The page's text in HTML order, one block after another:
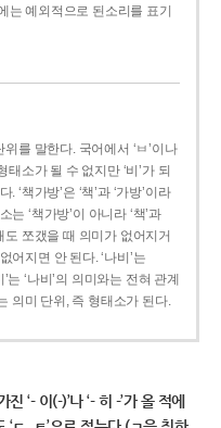
는 예외적으로 된소리를 표기
를 말한다. 국어에서 ‘ㅂ’이나
소가 될 수 없지만 ‘비’가 되
책가방’은 ‘책’과 ‘가방’이라
‘책가방’이 아니라 ‘책’과
도 쪼갰을 때 의미가 없어지거
어지면 안 된다. ‘나비’는
’는 ‘나비’의 의미와는 전혀 관계
의미 단위, 즉 형태소가 된다.
‘- 이(-)’나 ‘- 히 -’가 올 적에